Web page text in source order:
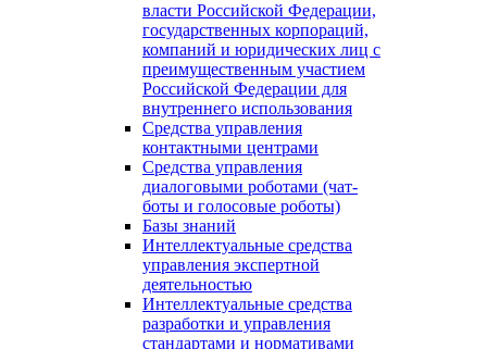
власти Российской Федерации,
государственных корпораций,
компаний и юридических лиц с
преимущественным участием
Российской Федерации для
внутреннего использования
Средства управления
контактными центрами
Средства управления
диалоговыми роботами (чат-
боты и голосовые роботы)
Базы знаний
Интеллектуальные средства
управления экспертной
деятельностью
Интеллектуальные средства
разработки и управления
стандартами и нормативами